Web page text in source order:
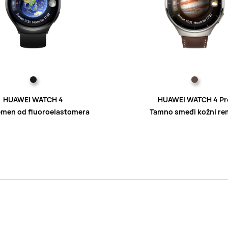
HUAWEI WATCH 4
od fluoroelastomera
HUAWEI WATCH 4
Tamno smeđi kožni